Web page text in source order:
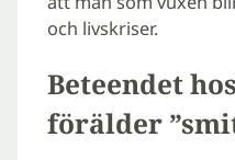
och livskriser.
Beteendet
förälder